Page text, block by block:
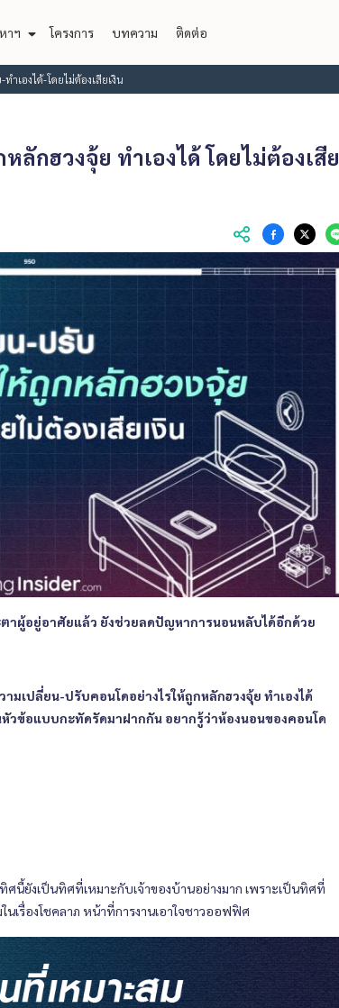
าฯ โครงการ บทความ ติดต่อ
เองได้-โดยไม่ต้องเสียเงิน
กฮวงจุ้ย ทำเองได้ โดยไม่ต้องเสีย
าผู้อยู่อาศัยแล้ว ยังช่วยลดปัญหาการนอนหลับได้อีกด้วย
เปลี่ยน-ปรับคอนโดอย่างไรให้ถูกหลักฮวงจุ้ย ทำเองได้
วข้อแบบกะทัดรัดมาฝากกัน อยากรู้ว่าห้องนอนของคอนโด
นี้ยังเป็นทิศที่เหมาะกับเจ้าของบ้านอย่างมาก เพราะเป็นทิศที่
นเรื่องโชคลาภ หน้าที่การงานเอาใจชาวออฟฟิศ